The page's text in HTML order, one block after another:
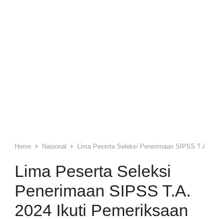
Home Nasional Lima Peserta Seleksi Penerimaan SIPSS T.A.
Lima Peserta Seleksi
Penerimaan SIPSS T.A.
2024 Ikuti Pemeriksaan